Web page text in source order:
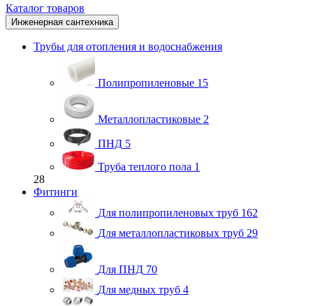
Каталог товаров
Инженерная сантехника
Трубы для отопления и водоснабжения
Полипропиленовые 15
Металлопластиковые 2
ПНД 5
Труба теплого пола 1
28
Фитинги
Для полипропиленовых труб 162
Для металлопластиковых труб 29
Для ПНД 70
Для медных труб 4